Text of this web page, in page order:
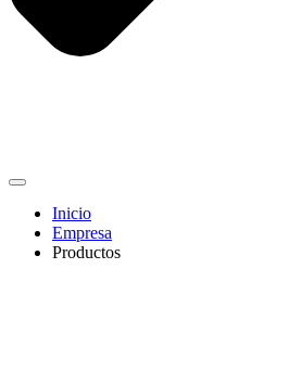
Inicio
Empresa
Productos